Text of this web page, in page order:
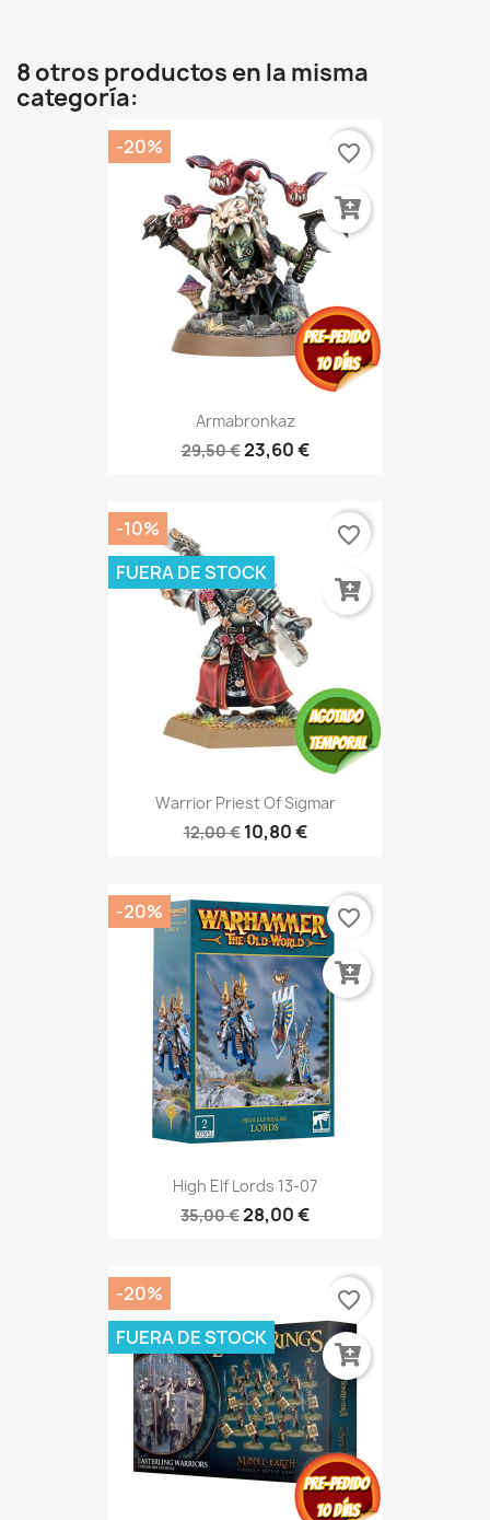
8 otros productos en la misma
categoría:
Armabronkaz
29,50 €23,60 €
-20% favorite_border
Warrior Priest Of Sigmar
12,00 € 10,80 €
-10%
FUERA DE STOCK
favorite_border
High Elf Lords 13-07
35,00 €28,00 €
-20% favorite_border
-20%
FUERA DE STOCK
favorite_border